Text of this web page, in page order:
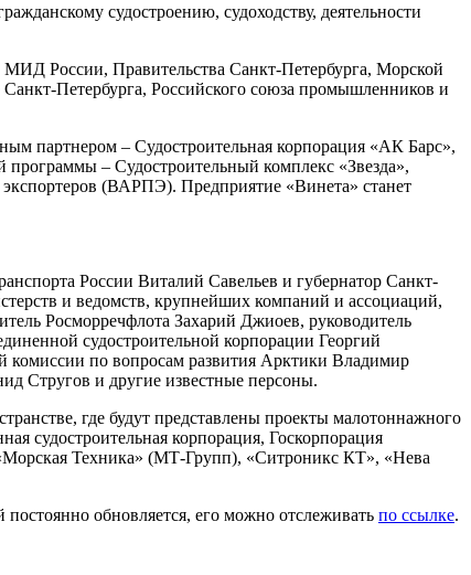
судостроению, судоходству, деятельности
России, Правительства Санкт-Петербурга, Морской
Петербурга, Российского союза промышленников и
партнером – Судостроительная корпорация «АК Барс»,
– Судостроительный комплекс «Звезда»,
(ВАРПЭ). Предприятие «Винета» станет
России Виталий Савельев и губернатор Санкт-
и ведомств, крупнейших компаний и ассоциаций,
Росморречфлота Захарий Джиоев, руководитель
судостроительной корпорации Георгий
комиссии по вопросам развития Арктики Владимир
Стругов и другие известные персоны.
где будут представлены проекты малотоннажного
судостроительная корпорация, Госкорпорация
Техника» (МТ-Групп), «Ситроникс КТ», «Нева
обновляется, его можно отслеживать по ссылке.